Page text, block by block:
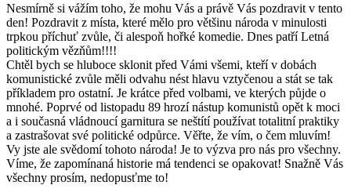
Nesmírně si vážím toho, že mohu Vás a právě Vás pozdravit v tento
den! Pozdravit z místa, které mělo pro většinu národa v minulosti
trpkou příchuť zvůle, či alespoň hořké komedie. Dnes patří Letná
politickým vězňům!!!!
Chtěl bych se hluboce sklonit před Vámi všemi, kteří v dobách
komunistické zvůle měli odvahu nést hlavu vztyčenou a stát se tak
příkladem pro ostatní. Je krátce před volbami, ve kterých půjde o
mnohé. Poprvé od listopadu 89 hrozí nástup komunistů opět k moci
a i současná vládnoucí garnitura se neštítí používat totalitní praktiky
a zastrašovat své politické odpůrce. Věřte, že vím, o čem mluvím!
Vy jste ale svědomí tohoto národa! Je to výzva pro nás pro všechny.
Víme, že zapomínaná historie má tendenci se opakovat! Snažně Vás
všechny prosím, nedopusťme to!